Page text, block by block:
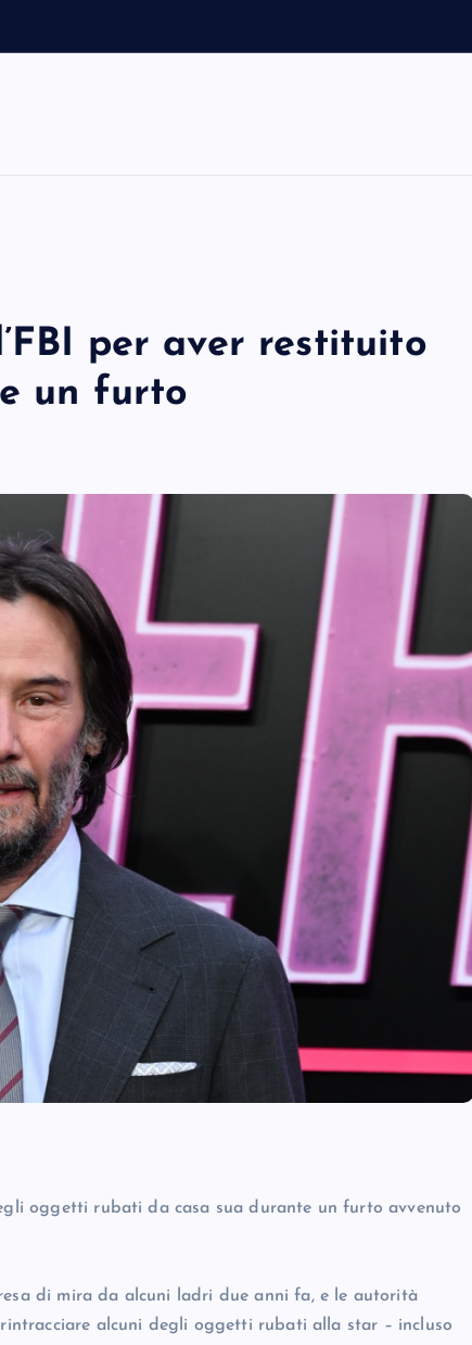
per aver restituito
un furto
oggetti rubati da casa sua durante un furto avvenuto
di mira da alcuni ladri due anni fa, e le autorità
alcuni degli oggetti rubati alla star – incluso